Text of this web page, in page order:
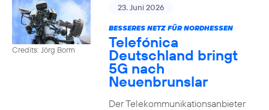
Credits: Jörg Borm
23. Juni 2026
BESSERES NETZ FÜR NORDHESSEN
Telefónica
Deutschland bringt
5G nach
Neuenbrunslar
Der Telekommunikationsanbieter